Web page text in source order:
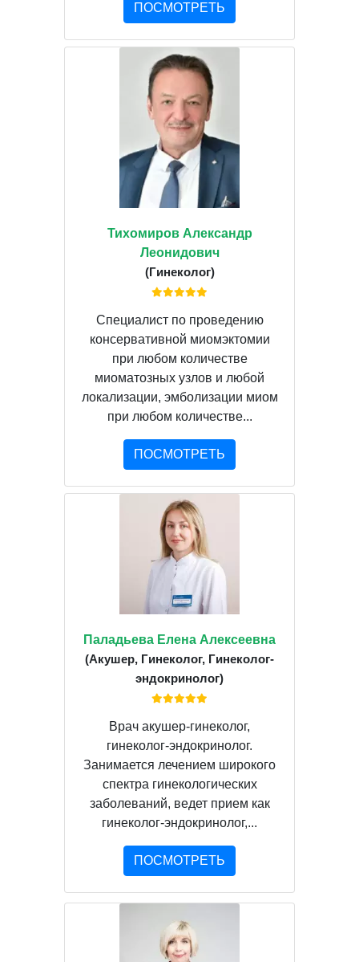
ПОСМОТРЕТЬ
Тихомиров Александр
Леонидович
(Гинеколог)
Специалист по проведению
консервативной миомэктомии
при любом количестве
миоматозных узлов и любой
локализации, эмболизации миом
при любом количестве...
ПОСМОТРЕТЬ
Паладьева Елена Алексеевна
(Акушер, Гинеколог, Гинеколог-
эндокринолог)
Врач акушер-гинеколог,
гинеколог-эндокринолог.
Занимается лечением широкого
спектра гинекологических
заболеваний, ведет прием как
гинеколог-эндокринолог,...
ПОСМОТРЕТЬ